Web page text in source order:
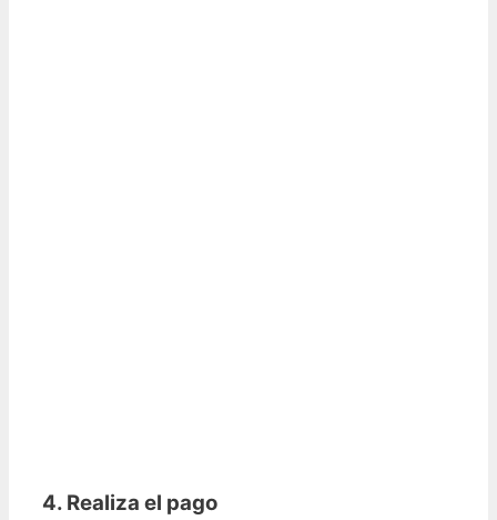
4. Realiza el pago